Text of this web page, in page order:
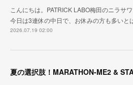
こんにちは。PATRICK LABO梅田のニラサワ
今日は3連休の中日で、お休みの方も多い
2026.07.19 02:00